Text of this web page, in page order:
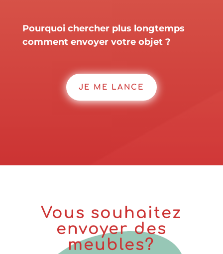
Pourquoi chercher plus longtemps
comment envoyer votre objet ?
JE ME LANCE
Vous souhaitez
envoyer des
meubles?